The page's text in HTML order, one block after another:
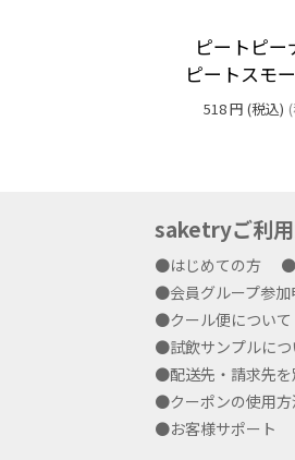
ピートピー
ピートスモ
518円 (税込)
saketryご利
●はじめての方 ●
●会員グループ参
●クール便につい
●試飲サンプルに
●配送先・請求先
●クーポンの使用
●お客様サポート